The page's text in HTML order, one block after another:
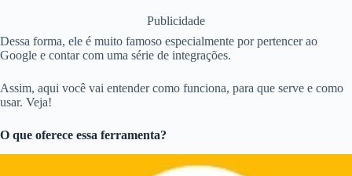
Publicidade
Dessa forma, ele é muito famoso especialmente por pertencer ao
Google e contar com uma série de integrações.
Assim, aqui você vai entender como funciona, para que serve e como
usar. Veja!
O que oferece essa ferramenta?